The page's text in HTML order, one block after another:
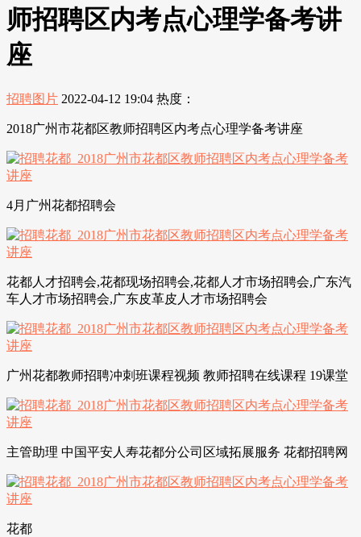
师招聘区内考点心理学备考讲
座
招聘图片 2022-04-12 19:04 热度：
2018广州市花都区教师招聘区内考点心理学备考讲座
4月广州花都招聘会
花都人才招聘会,花都现场招聘会,花都人才市场招聘会,广东汽
车人才市场招聘会,广东皮革皮人才市场招聘会
广州花都教师招聘冲刺班课程视频 教师招聘在线课程 19课堂
主管助理 中国平安人寿花都分公司区域拓展服务 花都招聘网
花都